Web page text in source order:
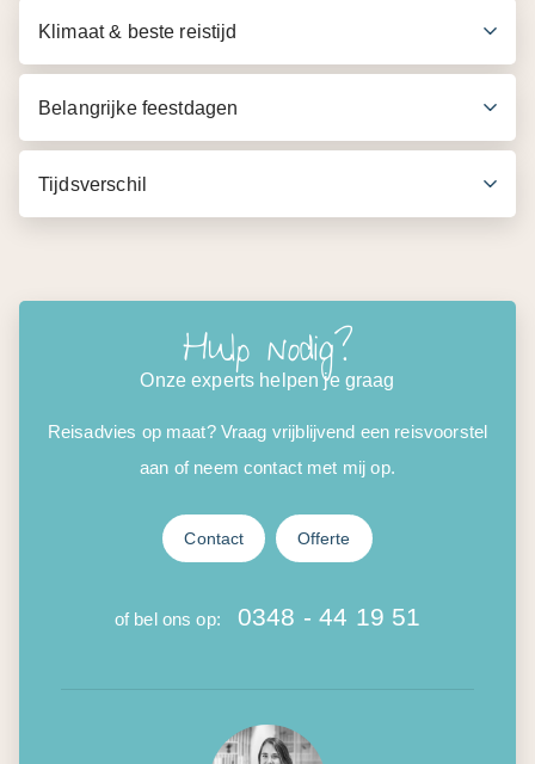
Klimaat & beste reistijd
Belangrijke feestdagen
Tijdsverschil
Hulp nodig?
Onze experts helpen je graag
Reisadvies op maat? Vraag vrijblijvend een reisvoorstel
aan of neem contact met mij op.
Contact Offerte
of bel ons op: 0348 - 44 19 51